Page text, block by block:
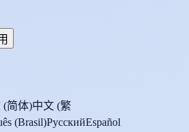
(简体)中文 (繁
(Brasil)РусскийEspañol